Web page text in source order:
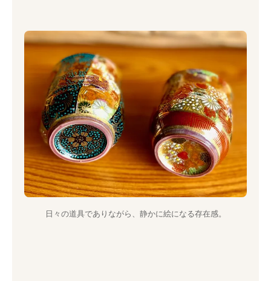
日々の道具でありながら、静かに絵になる存在感。